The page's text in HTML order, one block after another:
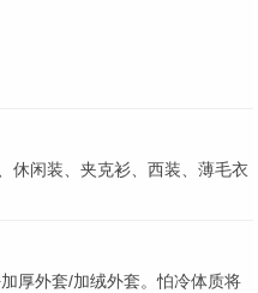
休闲装、夹克衫、西装、薄毛衣
厚外套/加绒外套。怕冷体质将